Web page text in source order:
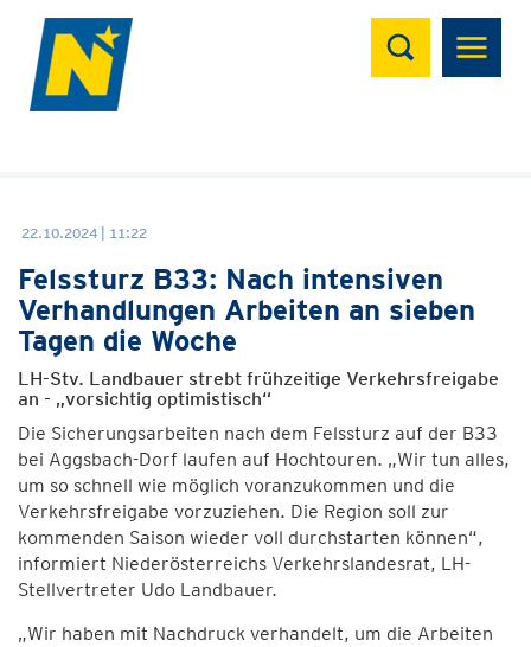
Suchen
22.10.2024 | 11:22
Felssturz B33: Nach intensiven
Verhandlungen Arbeiten an sieben
Tagen die Woche
LH-Stv. Landbauer strebt frühzeitige Verkehrsfreigabe
an - „vorsichtig optimistisch“
Die Sicherungsarbeiten nach dem Felssturz auf der B33
bei Aggsbach-Dorf laufen auf Hochtouren. „Wir tun alles,
um so schnell wie möglich voranzukommen und die
Verkehrsfreigabe vorzuziehen. Die Region soll zur
kommenden Saison wieder voll durchstarten können“,
informiert Niederösterreichs Verkehrslandesrat, LH-
Stellvertreter Udo Landbauer.
„Wir haben mit Nachdruck verhandelt, um die Arbeiten